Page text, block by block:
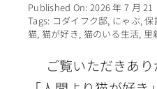
Published On: 2026 年 7 月 21
Tags: コダイフク邸, にゃぶ,保
猫, 猫が好き, 猫のいる生活, 里
ご覧いただきあり